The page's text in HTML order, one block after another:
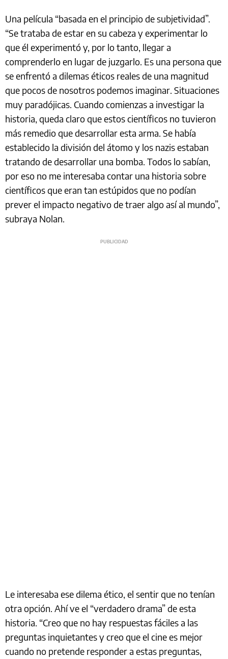
Una película “basada en el principio de subjetividad”.
“Se trataba de estar en su cabeza y experimentar lo
que él experimentó y, por lo tanto, llegar a
comprenderlo en lugar de juzgarlo. Es una persona que
se enfrentó a dilemas éticos reales de una magnitud
que pocos de nosotros podemos imaginar. Situaciones
muy paradójicas. Cuando comienzas a investigar la
historia, queda claro que estos científicos no tuvieron
más remedio que desarrollar esta arma. Se había
establecido la división del átomo y los nazis estaban
tratando de desarrollar una bomba. Todos lo sabían,
por eso no me interesaba contar una historia sobre
científicos que eran tan estúpidos que no podían
prever el impacto negativo de traer algo así al mundo”,
subraya Nolan.
Le interesaba ese dilema ético, el sentir que no tenían
otra opción. Ahí ve el “verdadero drama” de esta
historia. “Creo que no hay respuestas fáciles a las
preguntas inquietantes y creo que el cine es mejor
cuando no pretende responder a estas preguntas,